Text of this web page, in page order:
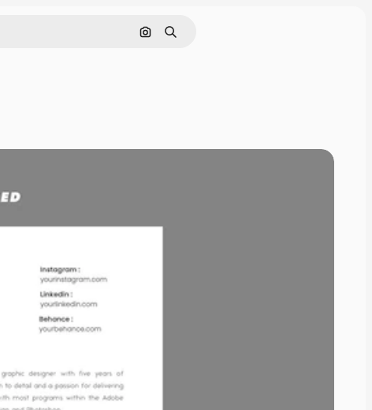
Cerca per immagine
Ricerca